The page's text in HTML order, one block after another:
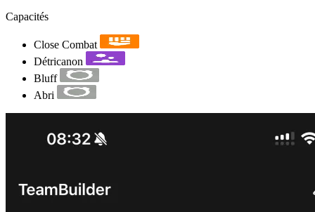
Capacités
Close Combat
Détricanon
Bluff
Abri